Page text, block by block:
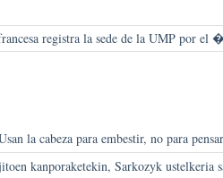
registra la sede de la UMP por el
la cabeza para embestir, no para pensar
kanporaketekin, Sarkozyk ustelkeria